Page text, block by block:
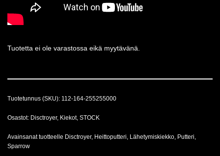
Tuotetta ei ole varastossa eikä myytävänä.
Tuotetunnus (SKU): 112-164-255255000
Osastot: Disctroyer, Kiekot, STOCK
Avainsanat tuotteelle Disctroyer, Heittoputteri, Lähetymiskiekko, Putteri,
Sparrow